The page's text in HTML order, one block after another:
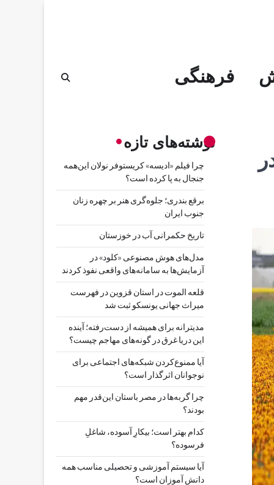
فرهنگی
نوشته‌های تازه
چرا فیلم «ادیسه» کریستوفر نولان این‌همه
جنجال به پا کرده است؟
برقع بندری؛ جلوه‌گری هنر بر چهره زنان
جنوب ایران
تاریخ حکمرانی آب در خوزستان
مدل‌های هوش مصنوعی «کلود» در
آزمایش‌ها به سامانه‌های واقعی نفوذ کردند
قلعه الموت در استان قزوین در فهرست
میراث جهانی یونسکو ثبت شد
مدیترانه برای همیشه از دست‌رفته؛ آینده
این دریا غرق در گونه‌های مهاجم چیست؟
آیا ممنوع‌کردن شبکه‌های اجتماعی برای
نوجوانان اثرگذار است؟
چرا گربه‌ها در مصر باستان این‌قدر مهم
بودند؟
کدام بهتر است؛ بیکارِ آسوده، شاغلِ
فرسوده؟
آیا سیستم آموزشی و تحصیلی مناسب همه
دانش آموزان است؟